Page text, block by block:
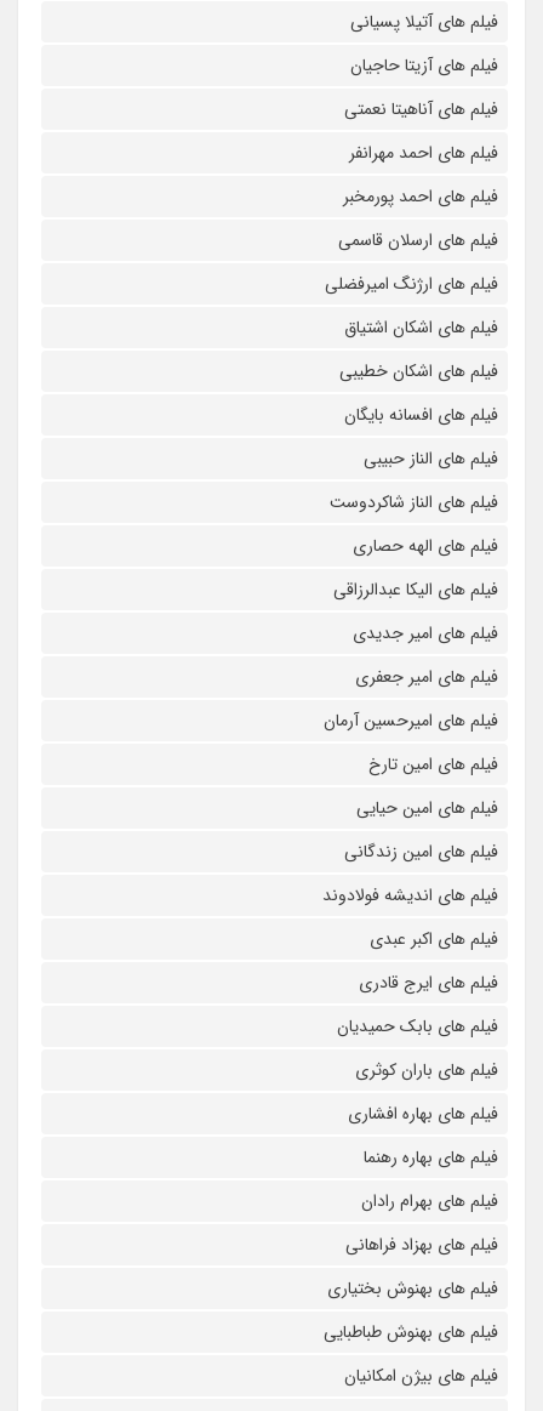
فیلم های آتیلا پسیانی
فیلم های آزیتا حاجیان
فیلم های آناهیتا نعمتی
فیلم های احمد مهرانفر
فیلم های احمد پورمخبر
فیلم های ارسلان قاسمی
فیلم های ارژنگ امیرفضلی
فیلم های اشکان اشتیاق
فیلم های اشکان خطیبی
فیلم های افسانه بایگان
فیلم های الناز حبیبی
فیلم های الناز شاکردوست
فیلم های الهه حصاری
فیلم های الیکا عبدالرزاقی
فیلم های امیر جدیدی
فیلم های امیر جعفری
فیلم های امیرحسین آرمان
فیلم های امین تارخ
فیلم های امین حیایی
فیلم های امین زندگانی
فیلم های اندیشه فولادوند
فیلم های اکبر عبدی
فیلم های ایرج قادری
فیلم های بابک حمیدیان
فیلم های باران کوثری
فیلم های بهاره افشاری
فیلم های بهاره رهنما
فیلم های بهرام رادان
فیلم های بهزاد فراهانی
فیلم های بهنوش بختیاری
فیلم های بهنوش طباطبایی
فیلم های بیژن امکانیان